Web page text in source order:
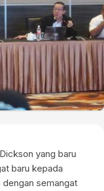
yang baru
baru kepada
dengan semangat